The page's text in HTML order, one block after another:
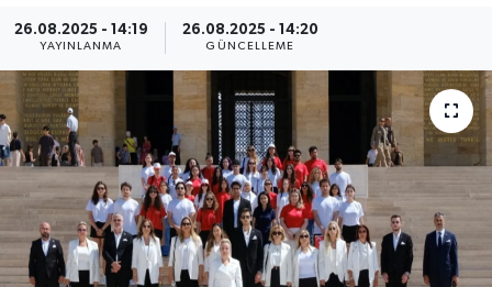
26.08.2025 - 14:19
YAYINLANMA
26.08.2025 - 14:20
GÜNCELLEME
İLÇELER
KÜLTÜR-SANAT
SAĞLIK-YAŞAM
Tüm Manşetler
Son Dakika Haberleri
Haber Arşivi